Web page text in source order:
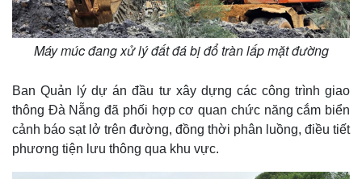
Máy múc đang xử lý đất đá bị đổ tràn lấp mặt đường
Ban Quản lý dự án đầu tư xây dựng các công trình giao
thông Đà Nẵng đã phối hợp cơ quan chức năng cắm biển
cảnh báo sạt lở trên đường, đồng thời phân luồng, điều tiết
phương tiện lưu thông qua khu vực.